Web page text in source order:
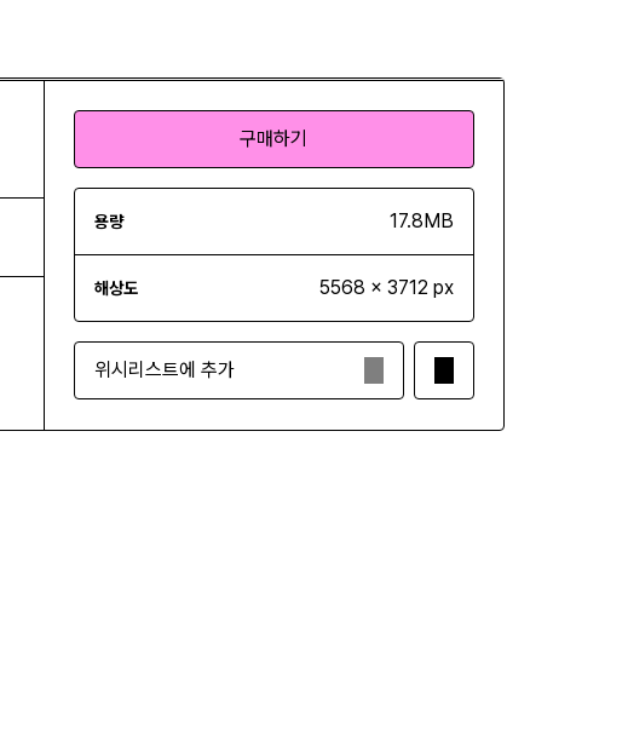
구매하기
용량 17.8MB
해상도 5568 x 3712 px
위시리스트에 추가